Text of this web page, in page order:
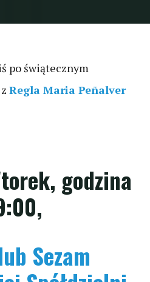
po świątecznym
z Regla Maria Peñalver
godzina
Sezam